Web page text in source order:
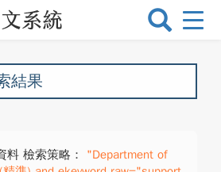
選
換
結果
料 檢索策略：
"Department of